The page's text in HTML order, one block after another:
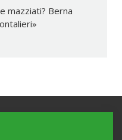
mazziati? Berna